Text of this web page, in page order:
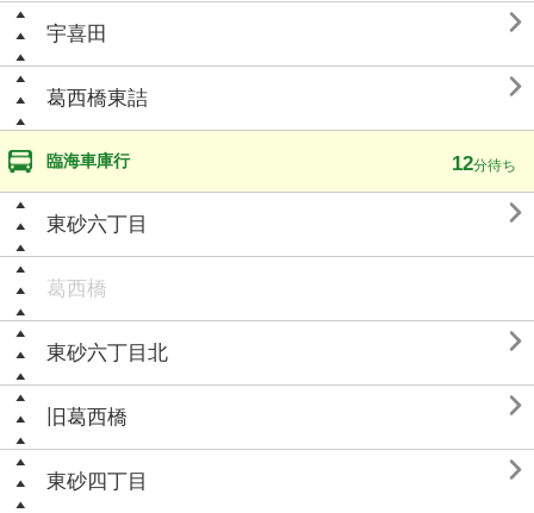
宇喜田 
葛西橋東詰 
臨海車庫行 12分待ち
東砂六丁目 
葛西橋
東砂六丁目北 
旧葛西橋 
東砂四丁目 